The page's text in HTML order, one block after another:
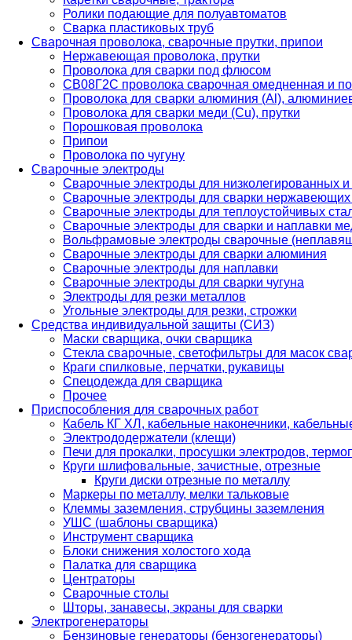
Ролики подающие для полуавтоматов
Сварка пластиковых труб
Сварочная проволока, сварочные прутки, припои
Нержавеющая проволока, прутки
Проволока для сварки под флюсом
СВ08Г2С проволока сварочная омедненная и
Проволока для сварки алюминия (Al),
Проволока для сварки меди (Cu), прутки
Порошковая проволока
Припои
Проволока по чугуну
Сварочные электроды
Сварочные электроды для низколегированных и
Сварочные электроды для сварки
Сварочные электроды для теплоустойчивых
Сварочные электроды для сварки и наплавки
Вольфрамовые электроды сварочные
Сварочные электроды для сварки алюминия
Сварочные электроды для наплавки
Сварочные электроды для сварки чугуна
Электроды для резки металлов
Угольные электроды для резки, строжки
Средства индивидуальной защиты (СИЗ)
Маски сварщика, очки сварщика
Стекла сварочные, светофильтры для масок
Краги спилковые, перчатки, рукавицы
Спецодежда для сварщика
Прочее
Приспособления для сварочных работ
Кабель КГ ХЛ, кабельные наконечники,
Электрододержатели (клещи)
Печи для прокалки, просушки электродов,
Круги шлифовальные, зачистные, отрезные
Круги диски отрезные по металлу
Маркеры по металлу, мелки тальковые
Клеммы заземления, струбцины заземления
УШС (шаблоны сварщика)
Инструмент сварщика
Блоки снижения холостого хода
Палатка для сварщика
Центраторы
Сварочные столы
Шторы, занавесы, экраны для сварки
Электрогенераторы
Бензиновые генераторы (бензогенераторы)